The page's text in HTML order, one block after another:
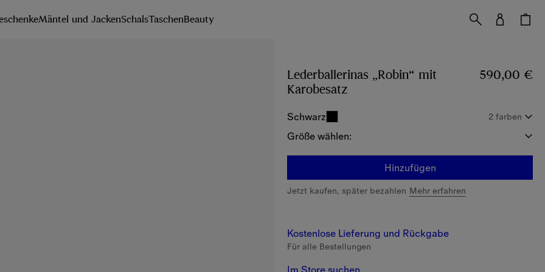
Mäntel und JackenSchalsTaschenBeauty
Lederballerinas „Robin“ mit
Karobesatz
590,00 €
Schwarz 2 farben
Größe wählen:
Hinzufügen
Jetzt kaufen, später bezahlen Mehr erfahren
Kostenlose Lieferung und Rückgabe
Für alle Bestellungen